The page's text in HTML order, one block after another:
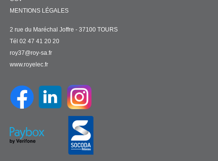
MENTIONS LÉGALES
2 rue du Maréchal Joffre - 37100 TOURS
Tél 02 47 41 20 20
roy37@roy-sa.fr
www.royelec.fr